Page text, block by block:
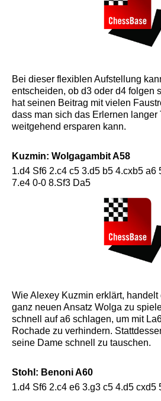
Bei dieser flexiblen Aufstellung
entscheiden, ob d3 oder d4 folgen
hat seinen Beitrag mit vielen
dass man sich das Erlernen langer
weitgehend ersparen kann.
Kuzmin: Wolgagambit A58
1.d4 Sf6 2.c4 c5 3.d5 b5 4.cxb5 a6
7.e4 0-0 8.Sf3 Da5
Wie Alexey Kuzmin erklärt,
ganz neuen Ansatz Wolga zu
schnell auf a6 schlagen, um mit
Rochade zu verhindern.
seine Dame schnell zu tauschen.
Stohl: Benoni A60
1.d4 Sf6 2.c4 e6 3.g3 c5 4.d5 cxd5